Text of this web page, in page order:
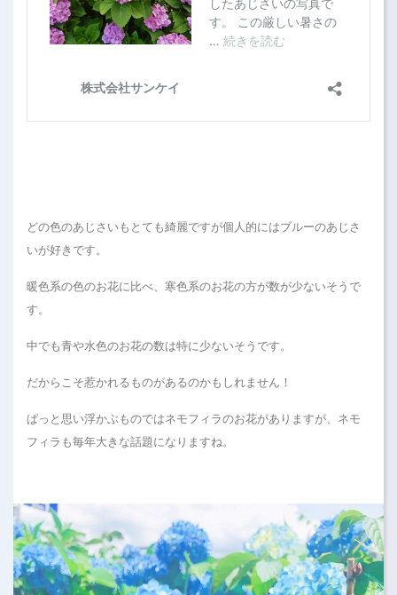
どの色のあじさいもとても綺麗ですが個人的にはブルーのあじさ
いが好きです。
暖色系の色のお花に比べ、寒色系のお花の方が数が少ないそうで
す。
中でも青や水色のお花の数は特に少ないそうです。
だからこそ惹かれるものがあるのかもしれません！
ぱっと思い浮かぶものではネモフィラのお花がありますが、ネモ
フィラも毎年大きな話題になりますね。